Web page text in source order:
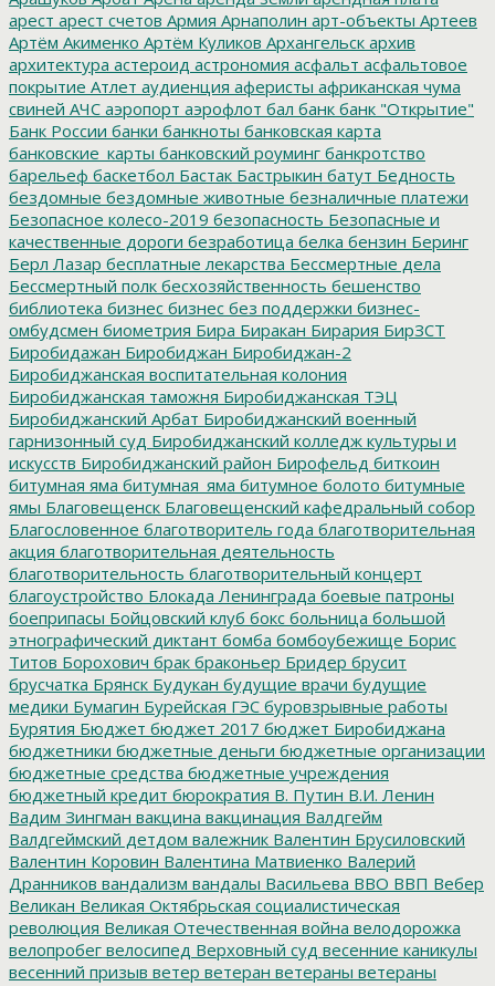
арест арест счетов Армия Арнаполин арт-объекты Артеев
Артём Акименко Артём Куликов Архангельск архив
архитектура астероид астрономия асфальт асфальтовое
покрытие Атлет аудиенция аферисты африканская чума
свиней АЧС аэропорт аэрофлот бал банк банк "Открытие"
Банк России банки банкноты банковская карта
банковские_карты банковский роуминг банкротство
барельеф баскетбол Бастак Бастрыкин батут Бедность
бездомные бездомные животные безналичные платежи
Безопасное колесо-2019 безопасность Безопасные и
качественные дороги безработица белка бензин Беринг
Берл Лазар бесплатные лекарства Бессмертные дела
Бессмертный полк бесхозяйственность бешенство
библиотека бизнес бизнес без поддержки бизнес-
омбудсмен биометрия Бира Биракан Бирария БирЗСТ
Биробидажан Биробиджан Биробиджан-2
Биробиджанская воспитательная колония
Биробиджанская таможня Биробиджанская ТЭЦ
Биробиджанский Арбат Биробиджанский военный
гарнизонный суд Биробиджанский колледж культуры и
искусств Биробиджанский район Бирофельд биткоин
битумная яма битумная_яма битумное болото битумные
ямы Благовещенск Благовещенский кафедральный собор
Благословенное благотворитель года благотворительная
акция благотворительная деятельность
благотворительность благотворительный концерт
благоустройство Блокада Ленинграда боевые патроны
боеприпасы Бойцовский клуб бокс больница большой
этнографический диктант бомба бомбоубежище Борис
Титов Борохович брак браконьер Бридер брусит
брусчатка Брянск Будукан будущие врачи будущие
медики Бумагин Бурейская ГЭС буровзрывные работы
Бурятия Бюджет бюджет 2017 бюджет Биробиджана
бюджетники бюджетные деньги бюджетные организации
бюджетные средства бюджетные учреждения
бюджетный кредит бюрократия В. Путин В.И. Ленин
Вадим Зингман вакцина вакцинация Валдгейм
Валдгеймский детдом валежник Валентин Брусиловский
Валентин Коровин Валентина Матвиенко Валерий
Дранников вандализм вандалы Васильева ВВО ВВП Вебер
Великан Великая Октябрьская социалистическая
революция Великая Отечественная война велодорожка
велопробег велосипед Верховный суд весенние каникулы
весенний призыв ветер ветеран ветераны ветераны